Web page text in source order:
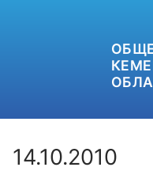
14.10.2010